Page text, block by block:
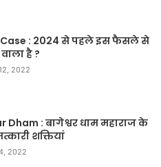
: 2024 से पहले इस फैसले से
है ?
2022
Dham : बागेश्वर धाम महाराज के
शक्तियां
2022